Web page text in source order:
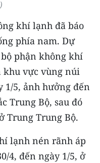
khí lạnh đã báo
phía nam. Dự
phận không khí
khu vực vùng núi
1/5, ảnh hưởng đến
Trung Bộ, sau đó
Trung Trung Bộ.
lạnh nén rãnh áp
4, đến ngày 1/5, ở